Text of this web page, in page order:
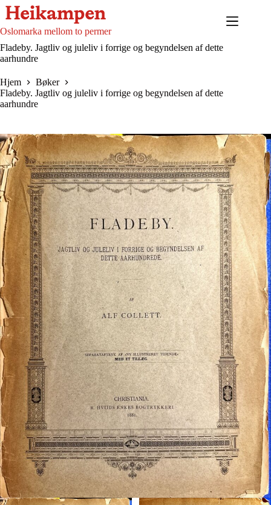
Hopp
til
innholdet
Oslomarka mellom to permer
Fladeby. Jagtliv og juleliv i forrige og begyndelsen af dette
aarhundre
Hjem
Bøker
Fladeby. Jagtliv og juleliv i forrige og begyndelsen af dette
aarhundre